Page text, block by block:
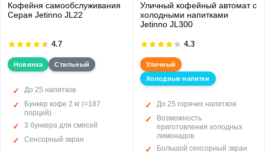
Кофейня самообслуживания
Серая Jetinno JL22
4.7
Новинка Стильный
До 25 напитков
Бункер кофе 2 кг (≈187
порций)
3 бункера для смесей
Сенсорный экран
Уличный кофейный автомат с
холодными напитками
Jetinno JL300
4.3
Уличный
Холодные напитки
До 25 горячих напитков
Возможность
приготовления холодных
лимонадов
Большой сенсорный экран